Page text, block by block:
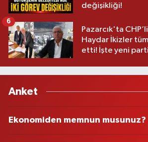
değişikliği!
Pazarcık'ta
Haydar İkizler
etti! İşte yeni
6
Anket
Ekonomiden memnun musunuz?